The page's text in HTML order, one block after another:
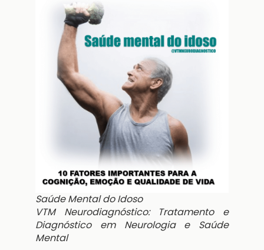
Saúde Mental do Idoso
VTM Neurodiagnóstico: Tratamento e
Diagnóstico em Neurologia e Saúde
Mental